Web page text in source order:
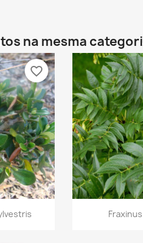
na mesma
favorite_border
